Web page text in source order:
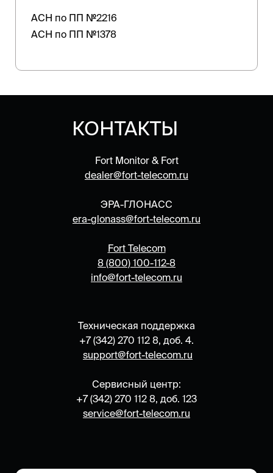
АСН по ПП №2216
АСН по ПП №1378
Fort Monitor & Fort
dealer@fort-telecom.ru
ЭРА-ГЛОНАСС
era-glonass@fort-telecom.ru
Fort Telecom
8 (800) 100-112-8
info@fort-telecom.ru
Техническая поддержка
+7 (342) 270 112 8, доб. 4.
support@fort-telecom.ru
Сервисный центр:
+7 (342) 270 112 8, доб. 123
service@fort-telecom.ru
КОНТАКТЫ